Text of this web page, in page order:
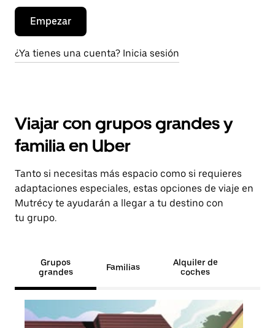
Empezar
¿Ya tienes una cuenta? Inicia sesión
Viajar con grupos grandes y
familia en Uber
Tanto si necesitas más espacio como si requieres
adaptaciones especiales, estas opciones de viaje en
Mutrécy te ayudarán a llegar a tu destino con
tu grupo.
Grupos
grandes
Familias
Alquiler de
coches